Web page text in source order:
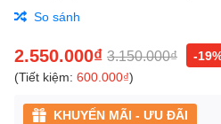
So sánh
2.550.000₫ 3.150.000₫
-
(Tiết kiệm: 600.000₫)
KHUYẾN MÃI - ƯU ĐÃI